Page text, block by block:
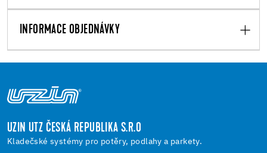
INFORMACE OBJEDNÁVKY
UZIN UTZ ČESKÁ REPUBLIKA S.R.O
Kladečské systémy pro potěry, podlahy a parkety.